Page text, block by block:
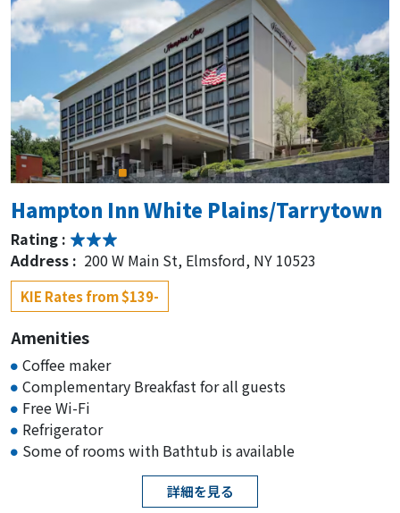
Hampton Inn White Plains/Tarrytown
Rating :
Address : 200 W Main St, Elmsford, NY 10523
KIE Rates from $139-
Amenities
Coffee maker
Complementary Breakfast for all guests
Free Wi-Fi
Refrigerator
Some of rooms with Bathtub is available
詳細を見る